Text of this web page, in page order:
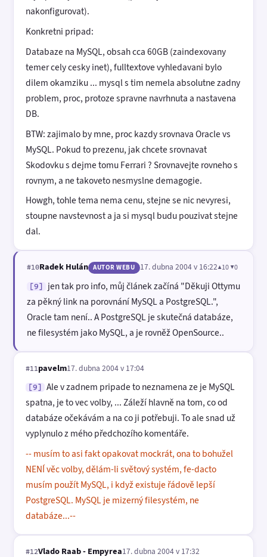
nakonfigurovat).
Konkretni pripad:
Databaze na MySQL, obsah cca 60GB (zaindexovany
temer cely cesky inet), fulltextove vyhledavani bylo
dilem okamziku ... mysql s tim nemela absolutne zadny
problem, proc, protoze spravne navrhnuta a nastavena
DB.
BTW: zajimalo by mne, proc kazdy srovnava Oracle vs
MySQL. Pokud to prezenu, jak chcete srovnavat
Skodovku s dejme tomu Ferrari ? Srovnavejte rovneho s
rovnym, a ne takoveto nesmyslne demagogie.
Howgh, tohle tema nema cenu, stejne se nic nevyresi,
stoupne navstevnost a ja si mysql budu pouzivat stejne
dal.
#10Radek Hulán AUTOR WEBU 17. dubna 2004 v 16:22▲10 ▼0
[9]
jen tak pro info, můj článek začíná "Děkuji Ottymu
za pěkný link na porovnání MySQL a PostgreSQL.",
Oracle tam není.. A PostgreSQL je skutečná databáze,
ne filesystém jako MySQL, a je rovněž OpenSource..
#11 pavelm17. dubna 2004 v 17:04
[9]
Ale v zadnem pripade to neznamena ze je MySQL
spatna, je to vec volby, ... Záleží hlavně na tom, co od
databáze očekávám a na co ji potřebuji. To ale snad už
vyplynulo z mého předchozího komentáře.
-- musím to asi fakt opakovat mockrát, ona to bohužel
NENÍ věc volby, dělám-li světový systém, fe-dacto
musím použít MySQL, i když existuje řádově lepší
PostgreSQL. MySQL je mizerný filesystém, ne
databáze...--
#12Vlado Raab - Empyrea17. dubna 2004 v 17:32